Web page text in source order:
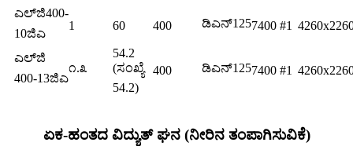
ಎಲ್‌ಜಿ400-
10ಜಿಎ
1 60 400 ಡಿಎನ್1257400 #1
ಎಲ್‌ಜಿ
400-13ಜಿಎ
೧.೩
54.2
(ಸಂಖ್ಯೆ
54.2)
400 ಡಿಎನ್1257400 #1
ಏಕ-ಹಂತದ ವಿದ್ಯುತ್ ಘನ (ನೀರಿನ ತಂಪಾಗಿಸುವಿಕೆ)